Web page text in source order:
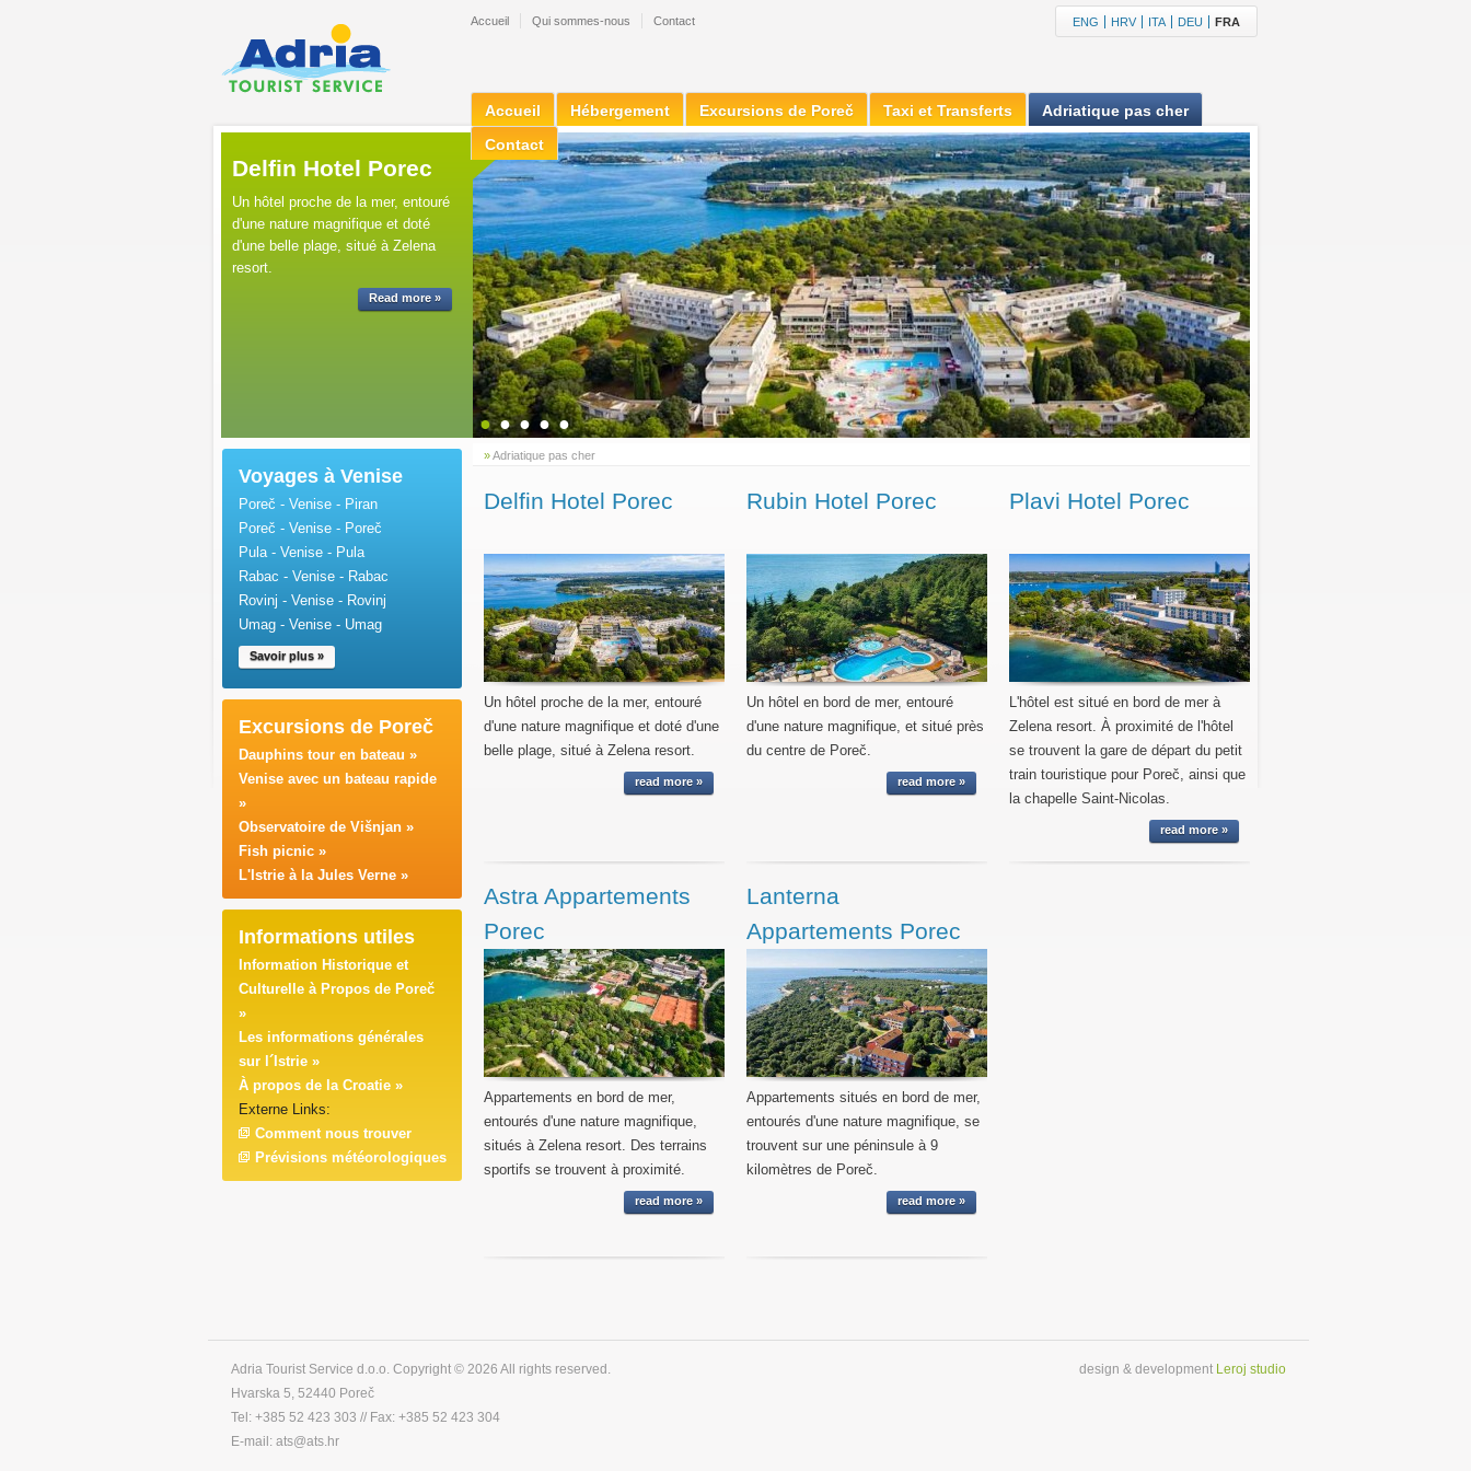
Accueil Qui sommes-nous Contact ENG HRV ITA DEU FRA
Accueil Hébergement Excursions de Poreč Taxi et Transferts
Adriatique pas cher
Contact
Delfin Hotel Porec
Un hôtel proche de la mer, entouré
d'une nature magnifique et doté
d'une belle plage, situé à Zelena
resort.
Read more »
● ● ● ● ●
Voyages à Venise
Poreč - Venise - Piran
Poreč - Venise - Poreč
Pula - Venise - Pula
Rabac - Venise - Rabac
Rovinj - Venise - Rovinj
Umag - Venise - Umag
Savoir plus »
Excursions de Poreč
Dauphins tour en bateau »
Venise avec un bateau rapide
»
Observatoire de Višnjan »
Fish picnic »
L'Istrie à la Jules Verne »
Informations utiles
Information Historique et
Culturelle à Propos de Poreč
»
Les informations générales
sur l´Istrie »
À propos de la Croatie »
Externe Links:
Comment nous trouver
Prévisions météorologiques
»Adriatique pas cher
Delfin Hotel Porec
Un hôtel proche de la mer, entouré
d'une nature magnifique et doté d'une
belle plage, situé à Zelena resort.
read more »
Rubin Hotel Porec
Un hôtel en bord de mer, entouré
d'une nature magnifique, et situé près
du centre de Poreč.
read more »
Plavi Hotel Porec
L'hôtel est situé en bord de mer à
Zelena resort. À proximité de l'hôtel
se trouvent la gare de départ du petit
train touristique pour Poreč, ainsi que
la chapelle Saint-Nicolas.
read more »
Astra Appartements
Porec
Appartements en bord de mer,
entourés d'une nature magnifique,
situés à Zelena resort. Des terrains
sportifs se trouvent à proximité.
read more »
Lanterna
Appartements Porec
Appartements situés en bord de mer,
entourés d'une nature magnifique, se
trouvent sur une péninsule à 9
kilomètres de Poreč.
read more »
Adria Tourist Service d.o.o. Copyright © 2026 All rights reserved.
Hvarska 5, 52440 Poreč
Tel: +385 52 423 303 // Fax: +385 52 423 304
E-mail: ats@ats.hr
design & development Leroj studio